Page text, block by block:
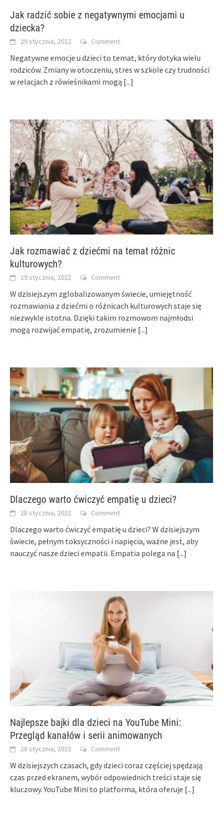
Jak radzić sobie z negatywnymi emocjami u
dziecka?
29 stycznia, 2022 Comment
Negatywne emocje u dzieci to temat, który dotyka wielu
rodziców. Zmiany w otoczeniu, stres w szkole czy trudności
w relacjach z rówieśnikami mogą [...]
Jak rozmawiać z dziećmi na temat różnic
kulturowych?
29 stycznia, 2022 Comment
W dzisiejszym zglobalizowanym świecie, umiejętność
rozmawiania z dziećmi o różnicach kulturowych staje się
niezwykle istotna. Dzięki takim rozmowom najmłodsi
mogą rozwijać empatię, zrozumienie [...]
Dlaczego warto ćwiczyć empatię u dzieci?
28 stycznia, 2022 Comment
Dlaczego warto ćwiczyć empatię u dzieci? W dzisiejszym
świecie, pełnym toksyczności i napięcia, ważne jest, aby
nauczyć nasze dzieci empatii. Empatia polega na [...]
Najlepsze bajki dla dzieci na YouTube Mini:
Przegląd kanałów i serii animowanych
28 stycznia, 2022 Comment
W dzisiejszych czasach, gdy dzieci coraz częściej spędzają
czas przed ekranem, wybór odpowiednich treści staje się
kluczowy. YouTube Mini to platforma, która oferuje [...]